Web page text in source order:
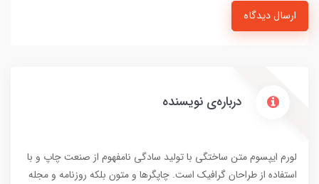
ارسال دیدگاه
درباره‌ی نویسنده
لورم ایپسوم متن ساختگی با تولید سادگی نامفهوم از صنعت چاپ و با
استفاده از طراحان گرافیک است. چاپگرها و متون بلکه روزنامه و مجله